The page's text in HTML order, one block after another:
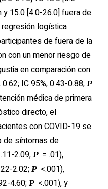
y 15.0 [4.0-26.0] fuera de
logística
de fuera de la
con un menor riesgo de
en comparación con
IC 95%, 0.43-0.88; P
médica de primera
directo, el
con COVID-19 se
de síntomas de
2.09; P= .01),
2.02; P<.001),
4.60; P<.001), y